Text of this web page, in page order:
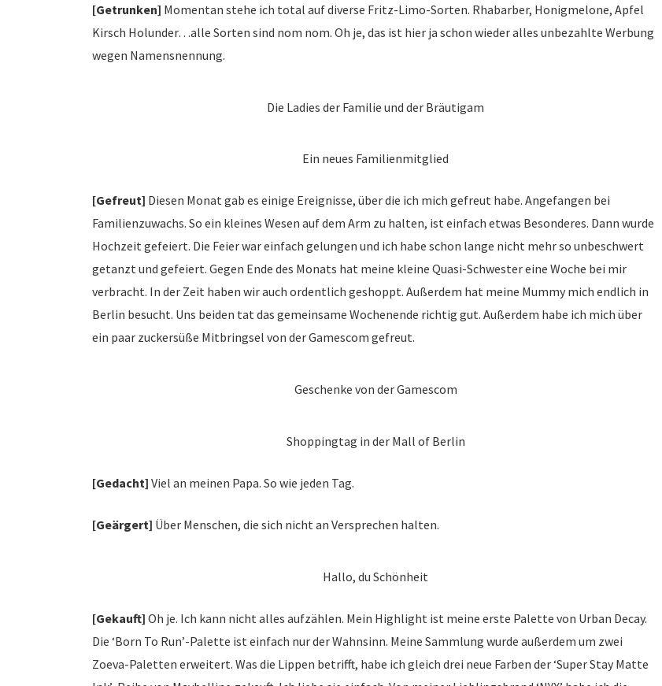
[Getrunken] Momentan stehe ich total auf diverse Fritz-Limo-Sorten. Rhabarber, Honigmelone, Apfel
Kirsch Holunder…alle Sorten sind nom nom. Oh je, das ist hier ja schon wieder alles unbezahlte Werbung
wegen Namensnennung.
Die Ladies der Familie und der Bräutigam
Ein neues Familienmitglied
[Gefreut] Diesen Monat gab es einige Ereignisse, über die ich mich gefreut habe. Angefangen bei
Familienzuwachs. So ein kleines Wesen auf dem Arm zu halten, ist einfach etwas Besonderes. Dann wurde
Hochzeit gefeiert. Die Feier war einfach gelungen und ich habe schon lange nicht mehr so unbeschwert
getanzt und gefeiert. Gegen Ende des Monats hat meine kleine Quasi-Schwester eine Woche bei mir
verbracht. In der Zeit haben wir auch ordentlich geshoppt. Außerdem hat meine Mummy mich endlich in
Berlin besucht. Uns beiden tat das gemeinsame Wochenende richtig gut. Außerdem habe ich mich über
ein paar zuckersüße Mitbringsel von der Gamescom gefreut.
Geschenke von der Gamescom
Shoppingtag in der Mall of Berlin
[Gedacht] Viel an meinen Papa. So wie jeden Tag.
[Geärgert] Über Menschen, die sich nicht an Versprechen halten.
Hallo, du Schönheit
[Gekauft] Oh je. Ich kann nicht alles aufzählen. Mein Highlight ist meine erste Palette von Urban Decay.
Die ‘Born To Run’-Palette ist einfach nur der Wahnsinn. Meine Sammlung wurde außerdem um zwei
Zoeva-Paletten erweitert. Was die Lippen betrifft, habe ich gleich drei neue Farben der ‘Super Stay Matte